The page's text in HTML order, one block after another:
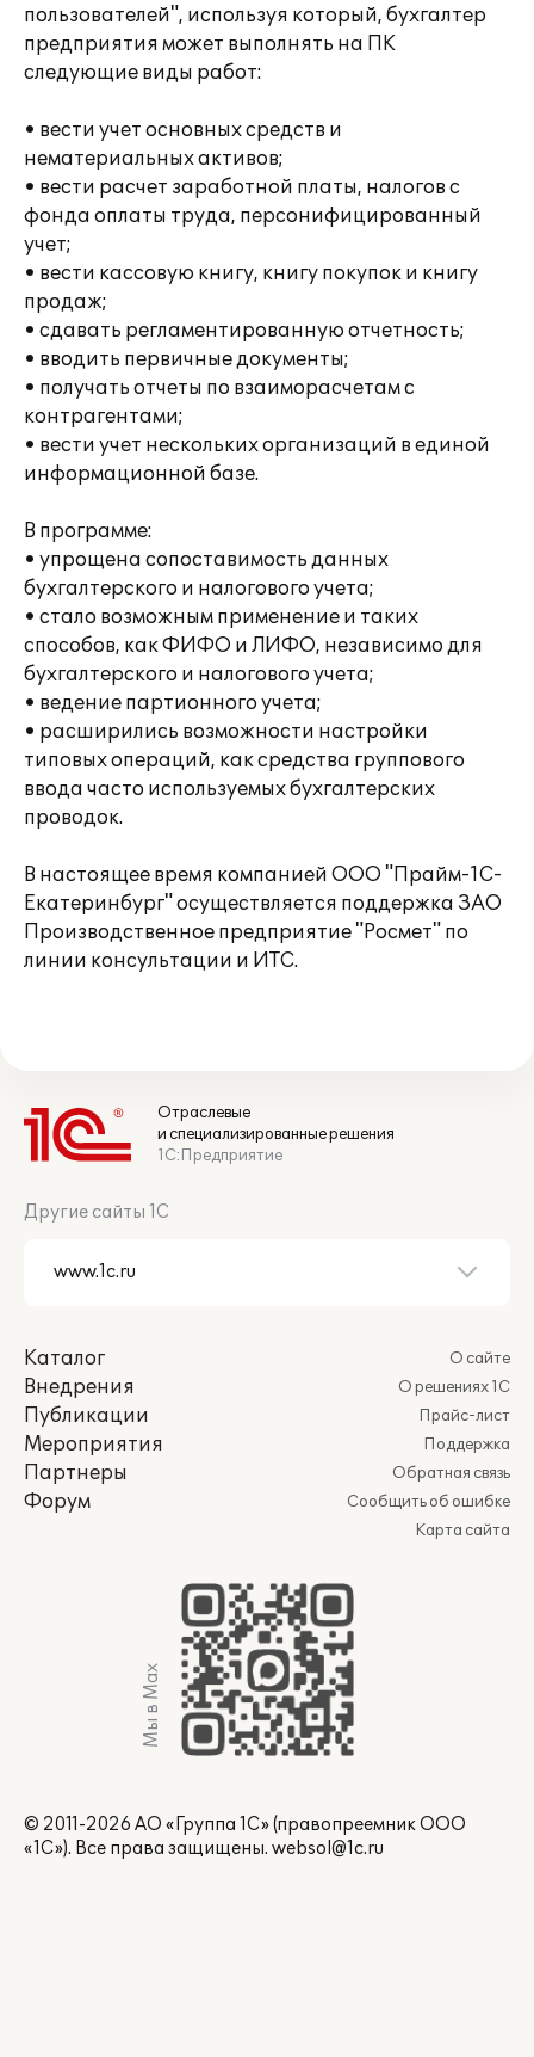
пользователей", используя который, бухгалтер
предприятия может выполнять на ПК
следующие виды работ:
• вести учет основных средств и
нематериальных активов;
• вести расчет заработной платы, налогов с
фонда оплаты труда, персонифицированный
учет;
• вести кассовую книгу, книгу покупок и книгу
продаж;
• сдавать регламентированную отчетность;
• вводить первичные документы;
• получать отчеты по взаиморасчетам с
контрагентами;
• вести учет нескольких организаций в единой
информационной базе.
В программе:
• упрощена сопоставимость данных
бухгалтерского и налогового учета;
• стало возможным применение и таких
способов, как ФИФО и ЛИФО, независимо для
бухгалтерского и налогового учета;
• ведение партионного учета;
• расширились возможности настройки
типовых операций, как средства группового
ввода часто используемых бухгалтерских
проводок.
В настоящее время компанией ООО "Прайм-1С-
Екатеринбург" осуществляется поддержка ЗАО
Производственное предприятие "Росмет" по
линии консультации и ИТС.
Отраслевые
и специализированные решения
1С:Предприятие
Другие сайты 1С
Каталог
Внедрения
Публикации
Мероприятия
Партнеры
Форум
О сайте
О решениях 1С
Прайс-лист
Поддержка
Обратная связь
Сообщить об ошибке
Карта сайта
Мы в Max
© 2011-2026 АО «Группа 1С» (правопреемник ООО
«1С»). Все права защищены. websol@1c.ru